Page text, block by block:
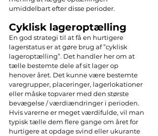
umiddelbart efter disse perioder.
Cyklisk lageroptælling
En god strategi til at få en hurtigere
lagerstatus er at gøre brug af ”cyklisk
lageroptælling”. Det handler her om at
tælle bestemte dele af sit lager op
henover året. Det kunne være bestemte
varegrupper, placeringer, lagerlokationer
eller måske topvarer med den største
bevægelse / værdiændringer i perioden.
Hvis varerne er meget værdifulde, vil man
typisk tælle dem flere gange om året for
hurtigere at opdage svind eller ukurante